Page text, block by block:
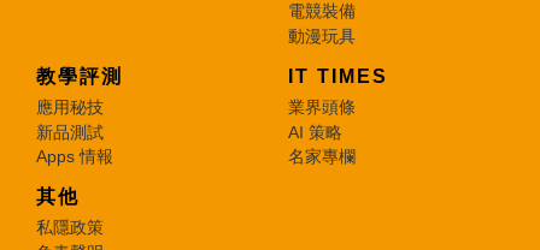
電競裝備
動漫玩具
教學評測
應用秘技
新品測試
Apps 情報
IT TIMES
業界頭條
AI 策略
名家專欄
其他
私隱政策